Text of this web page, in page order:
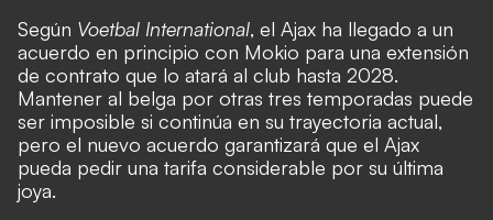
Según Voetbal International, el Ajax ha llegado a un
acuerdo en principio con Mokio para una extensión
de contrato que lo atará al club hasta 2028.
Mantener al belga por otras tres temporadas puede
ser imposible si continúa en su trayectoria actual,
pero el nuevo acuerdo garantizará que el Ajax
pueda pedir una tarifa considerable por su última
joya.